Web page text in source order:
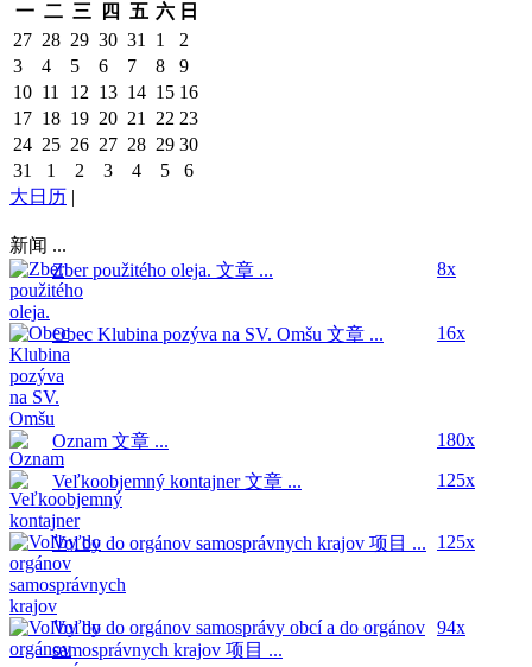
一 二 三 四 五 六 日
27 28 29 30 31 1
2
3
4 5 6 7 8
9
10 11 12 13 14 15 16
17 18 19 20 21 22 23
24 25 26 27 28 29 30
31
1 2 3 4 5
6
大日历 |
新闻 ...
Zber použitého oleja. 文章 ... 8x
Obec Klubina pozýva na SV. Omšu 文章 ... 16x
Oznam 文章 ... 180x
Veľkoobjemný kontajner文章 ... 125x
Voľby do orgánov samosprávnych krajov 项目 ... 125x
Voľby do orgánov samosprávy obcí a do orgánov
samosprávnych krajov 项目 ...
94x